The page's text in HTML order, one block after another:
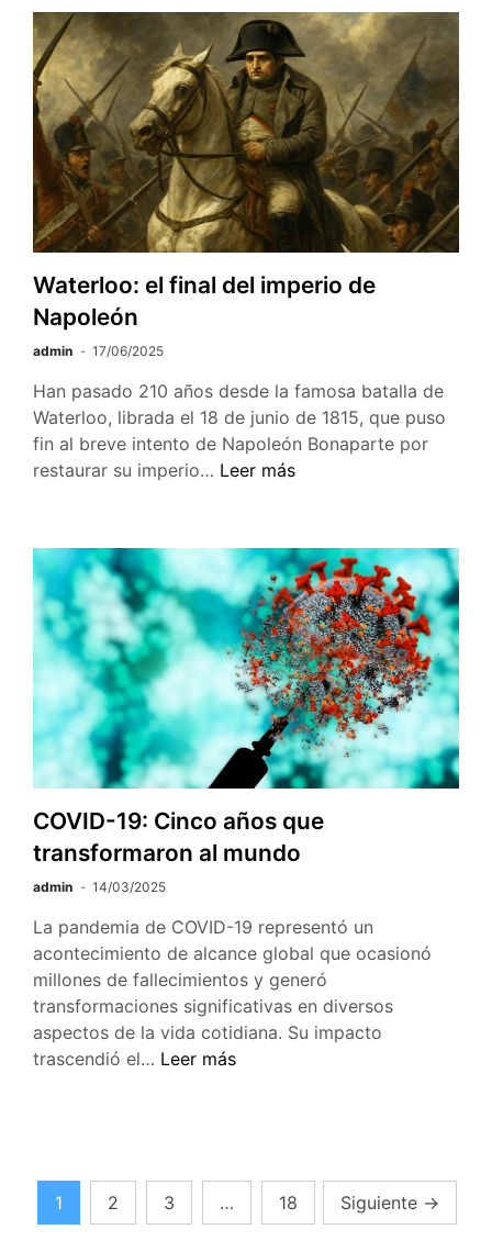
la
Libertad:
génesis
de
un
símbolo
transatlántico
Waterloo: el final del imperio de
Napoleón
admin 17/06/2025
Han pasado 210 años desde la famosa batalla de
Waterloo, librada el 18 de junio de 1815, que puso
fin al breve intento de Napoleón Bonaparte por
restaurar su imperio… Waterloo:
del
imperio
de
Napoleón
Leer más
COVID-19: Cinco años que
transformaron al mundo
admin 14/03/2025
La pandemia de COVID-19 representó un
acontecimiento de alcance global que ocasionó
millones de fallecimientos y generó
transformaciones significativas en diversos
aspectos de la vida cotidiana. Su impacto
trascendió el… COVID-
al
Leer más
Paginación
1 2 3 … 18 Siguiente →